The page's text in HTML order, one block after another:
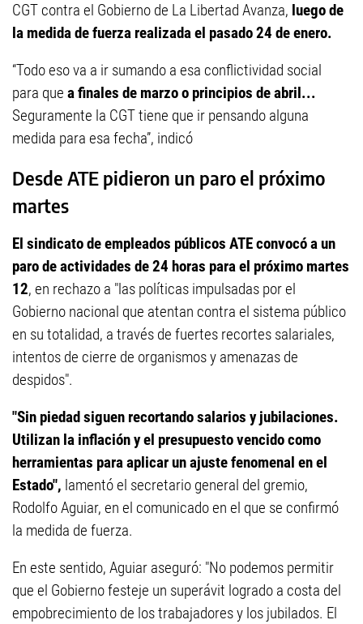
CGT contra el Gobierno de La Libertad Avanza, luego de
la medida de fuerza realizada el pasado 24 de enero.
“Todo eso va a ir sumando a esa conflictividad social
para que a finales de marzo o principios de abril...
Seguramente la CGT tiene que ir pensando alguna
medida para esa fecha”, indicó
Desde ATE pidieron un paro el próximo
martes
El sindicato de empleados públicos ATE convocó a un
paro de actividades de 24 horas para el próximo martes
12, en rechazo a "las políticas impulsadas por el
Gobierno nacional que atentan contra el sistema público
en su totalidad, a través de fuertes recortes salariales,
intentos de cierre de organismos y amenazas de
despidos".
"Sin piedad siguen recortando salarios y jubilaciones.
Utilizan la inflación y el presupuesto vencido como
herramientas para aplicar un ajuste fenomenal en el
Estado", lamentó el secretario general del gremio,
Rodolfo Aguiar, en el comunicado en el que se confirmó
la medida de fuerza.
En este sentido, Aguiar aseguró: "No podemos permitir
que el Gobierno festeje un superávit logrado a costa del
empobrecimiento de los trabajadores y los jubilados. El